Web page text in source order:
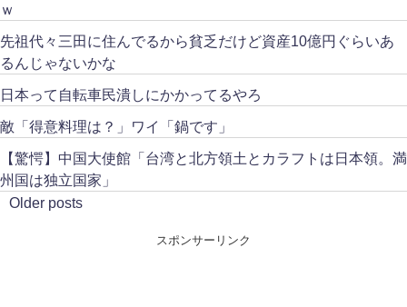
ｗ
先祖代々三田に住んでるから貧乏だけど資産10億円ぐらいあ
るんじゃないかな
日本って自転車民潰しにかかってるやろ
敵「得意料理は？」ワイ「鍋です」
【驚愕】中国大使館「台湾と北方領土とカラフトは日本領。満
州国は独立国家」
Older posts
スポンサーリンク